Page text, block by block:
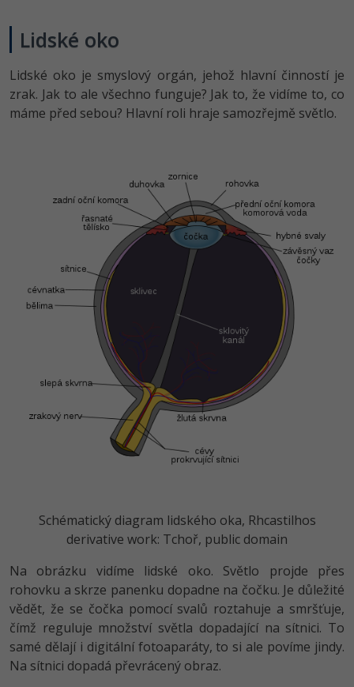
Lidské oko
Lidské oko je smyslový orgán, jehož hlavní činností je
zrak. Jak to ale všechno funguje? Jak to, že vidíme to, co
máme před sebou? Hlavní roli hraje samozřejmě světlo.
Schématický diagram lidského oka, Rhcastilhos
derivative work: Tchoř, public domain
Na obrázku vidíme lidské oko. Světlo projde přes
rohovku a skrze panenku dopadne na čočku. Je důležité
vědět, že se čočka pomocí svalů roztahuje a smršťuje,
čímž reguluje množství světla dopadající na sítnici. To
samé dělají i digitální fotoaparáty, to si ale povíme jindy.
Na sítnici dopadá převrácený obraz.